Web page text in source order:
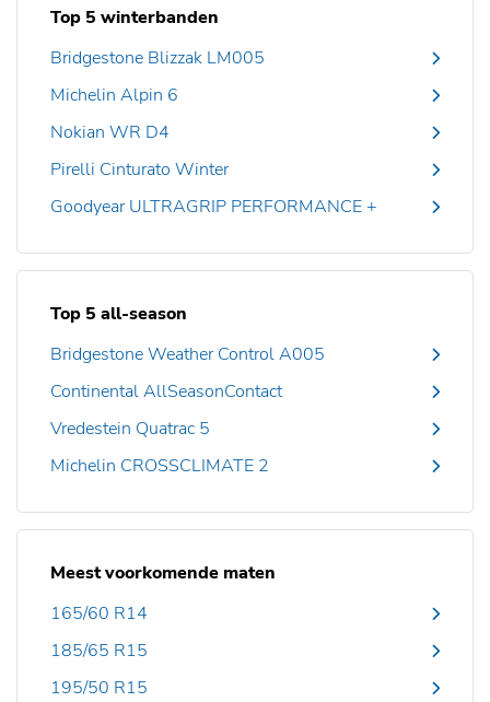
Top 5 winterbanden
Bridgestone Blizzak LM005
Michelin Alpin 6
Nokian WR D4
Pirelli Cinturato Winter
Goodyear ULTRAGRIP PERFORMANCE +
Top 5 all-season
Bridgestone Weather Control A005
Continental AllSeasonContact
Vredestein Quatrac 5
Michelin CROSSCLIMATE 2
Meest voorkomende maten
165/60 R14
185/65 R15
195/50 R15